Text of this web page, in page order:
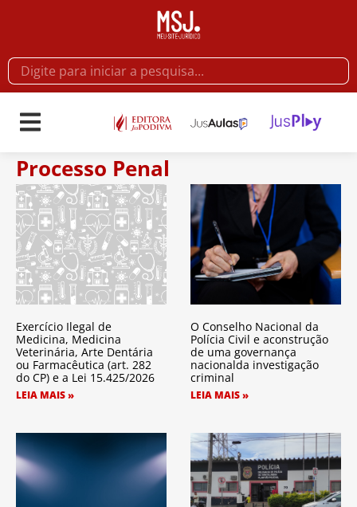
Processo Penal
Exercício Ilegal de
Medicina, Medicina
Veterinária, Arte Dentária
ou Farmacêutica (art. 282
do CP) e a Lei 15.425/2026
LEIA MAIS »
O Conselho Nacional da
Polícia Civil e aconstrução
de uma governança
nacionalda investigação
criminal
LEIA MAIS »